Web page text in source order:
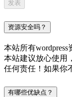
资源安全吗？
本站所有
本站建议放心使用
任何责任！如果你
有哪些优缺点？